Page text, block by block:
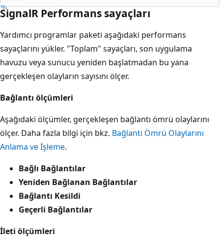
SignalR Performans sayaçları
Yardımcı programlar paketi aşağıdaki performans
sayaçlarını yükler. "Toplam" sayaçları, son uygulama
havuzu veya sunucu yeniden başlatmadan bu yana
gerçekleşen olayların sayısını ölçer.
Bağlantı ölçümleri
Aşağıdaki ölçümler, gerçekleşen bağlantı ömrü olaylarını
ölçer. Daha fazla bilgi için bkz. Bağlantı Ömrü Olaylarını
Anlama ve İşleme.
Bağlı Bağlantılar
Yeniden Bağlanan Bağlantılar
Bağlantı Kesildi
Geçerli Bağlantılar
İleti ölçümleri